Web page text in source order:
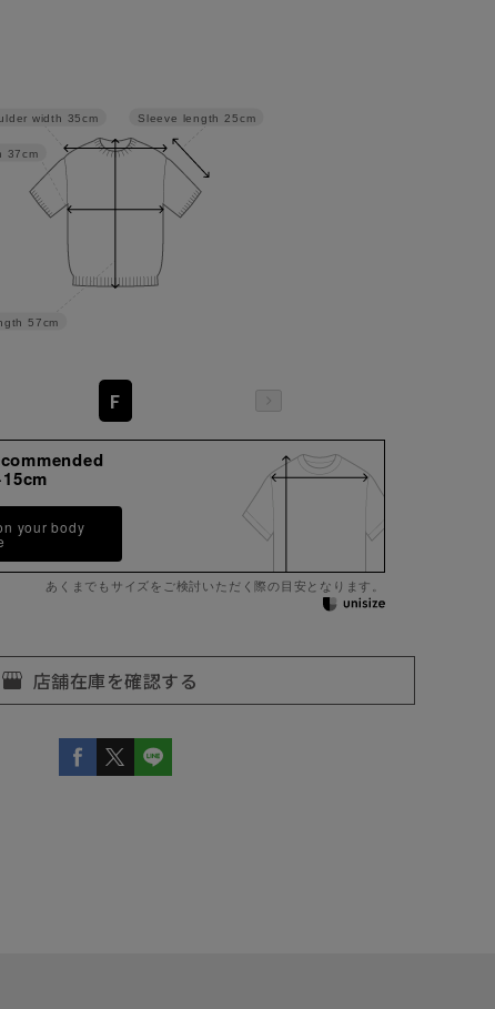
Sleeve length 25cm
57cm
37cm
width 35cm
F
your body
あくまでもサイズをご検討いただく際の目安となります。